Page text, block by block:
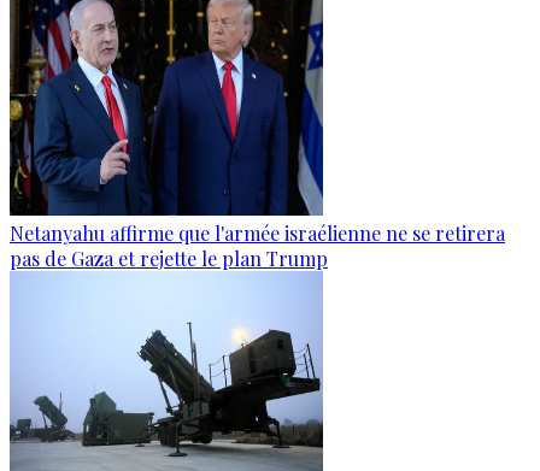
Netanyahu affirme que l'armée israélienne ne se retirera
pas de Gaza et rejette le plan Trump